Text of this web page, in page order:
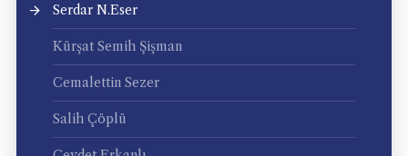
Serdar N.Eser
Kürşat Semih Şişman
Cemalettin Sezer
Salih Çöplü